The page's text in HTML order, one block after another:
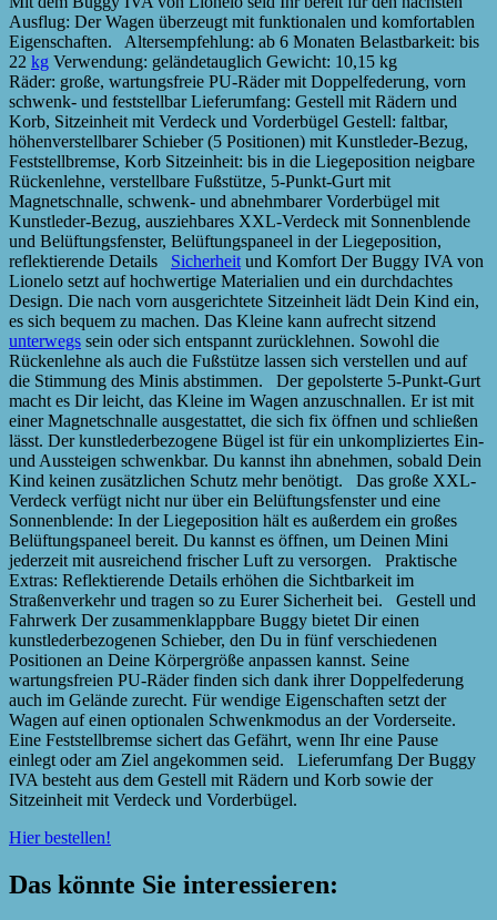
Ausflug: Der Wagen überzeugt mit funktionalen und komfortablen
Eigenschaften. Altersempfehlung: ab 6 Monaten Belastbarkeit: bis
22 kg Verwendung: geländetauglich Gewicht: 10,15 kg
Räder: große, wartungsfreie PU-Räder mit Doppelfederung, vorn
schwenk- und feststellbar Lieferumfang: Gestell mit Rädern und
Korb, Sitzeinheit mit Verdeck und Vorderbügel Gestell: faltbar,
höhenverstellbarer Schieber (5 Positionen) mit Kunstleder-Bezug,
Feststellbremse, Korb Sitzeinheit: bis in die Liegeposition neigbare
Rückenlehne, verstellbare Fußstütze, 5-Punkt-Gurt mit
Magnetschnalle, schwenk- und abnehmbarer Vorderbügel mit
Kunstleder-Bezug, ausziehbares XXL-Verdeck mit Sonnenblende
und Belüftungsfenster, Belüftungspaneel in der Liegeposition,
reflektierende Details Sicherheit und Komfort Der Buggy IVA von
Lionelo setzt auf hochwertige Materialien und ein durchdachtes
Design. Die nach vorn ausgerichtete Sitzeinheit lädt Dein Kind ein,
es sich bequem zu machen. Das Kleine kann aufrecht sitzend
unterwegs sein oder sich entspannt zurücklehnen. Sowohl die
Rückenlehne als auch die Fußstütze lassen sich verstellen und auf
die Stimmung des Minis abstimmen. Der gepolsterte 5-Punkt-Gurt
macht es Dir leicht, das Kleine im Wagen anzuschnallen. Er ist mit
einer Magnetschnalle ausgestattet, die sich fix öffnen und schließen
lässt. Der kunstlederbezogene Bügel ist für ein unkompliziertes Ein-
und Aussteigen schwenkbar. Du kannst ihn abnehmen, sobald Dein
Kind keinen zusätzlichen Schutz mehr benötigt. Das große XXL-
Verdeck verfügt nicht nur über ein Belüftungsfenster und eine
Sonnenblende: In der Liegeposition hält es außerdem ein großes
Belüftungspaneel bereit. Du kannst es öffnen, um Deinen Mini
jederzeit mit ausreichend frischer Luft zu versorgen. Praktische
Extras: Reflektierende Details erhöhen die Sichtbarkeit im
Straßenverkehr und tragen so zu Eurer Sicherheit bei. Gestell und
Fahrwerk Der zusammenklappbare Buggy bietet Dir einen
kunstlederbezogenen Schieber, den Du in fünf verschiedenen
Positionen an Deine Körpergröße anpassen kannst. Seine
wartungsfreien PU-Räder finden sich dank ihrer Doppelfederung
auch im Gelände zurecht. Für wendige Eigenschaften setzt der
Wagen auf einen optionalen Schwenkmodus an der Vorderseite.
Eine Feststellbremse sichert das Gefährt, wenn Ihr eine Pause
einlegt oder am Ziel angekommen seid. Lieferumfang Der Buggy
IVA besteht aus dem Gestell mit Rädern und Korb sowie der
Sitzeinheit mit Verdeck und Vorderbügel.
Hier bestellen!
Das könnte Sie interessieren: